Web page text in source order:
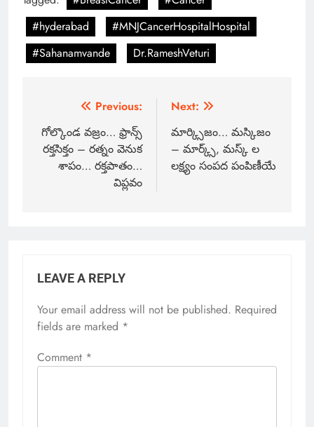
#hyderabad
#MNJCancerHospitalHospital
#Sahanamvande
Dr.RameshVeturi
Previous:
గోల్కొండ వజ్రం… ఫ్రాన్స్
రక్తసిక్తం – రత్నం వెనుక
శాపం…‌ రక్తపాతం…
విప్లవం
Next:
మార్క్సిజం… మస్కిజం
– మార్క్స్, మస్క్ ల
లక్ష్యం సంపద పంపిణీయే
LEAVE A REPLY
Your email address will not be published. Required
fields are marked *
Comment *